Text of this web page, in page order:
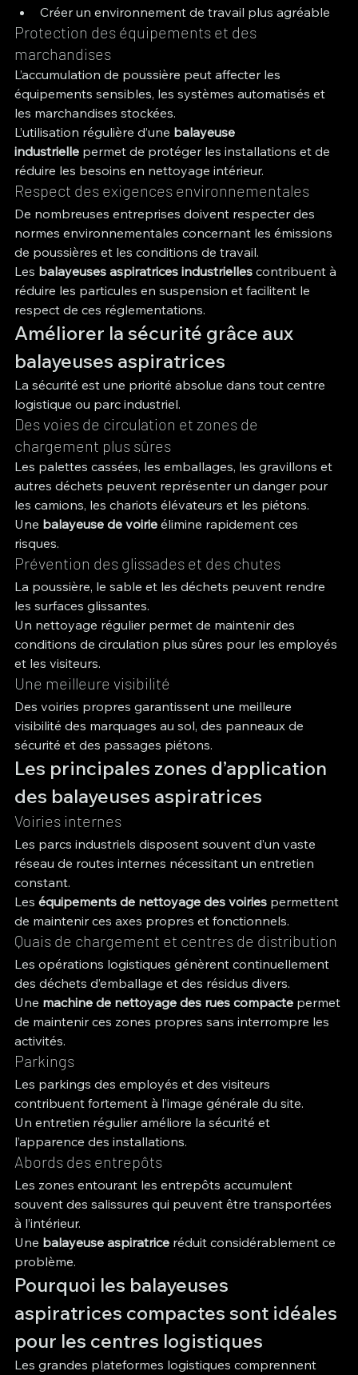
Créer un environnement de travail plus agréable
Protection des équipements et des
marchandises
L’accumulation de poussière peut affecter les
équipements sensibles, les systèmes automatisés et
les marchandises stockées.
L’utilisation régulière d’une balayeuse
industrielle permet de protéger les installations et de
réduire les besoins en nettoyage intérieur.
Respect des exigences environnementales
De nombreuses entreprises doivent respecter des
normes environnementales concernant les émissions
de poussières et les conditions de travail.
Les balayeuses aspiratrices industrielles contribuent à
réduire les particules en suspension et facilitent le
respect de ces réglementations.
Améliorer la sécurité grâce aux
balayeuses aspiratrices
La sécurité est une priorité absolue dans tout centre
logistique ou parc industriel.
Des voies de circulation et zones de
chargement plus sûres
Les palettes cassées, les emballages, les gravillons et
autres déchets peuvent représenter un danger pour
les camions, les chariots élévateurs et les piétons.
Une balayeuse de voirie élimine rapidement ces
risques.
Prévention des glissades et des chutes
La poussière, le sable et les déchets peuvent rendre
les surfaces glissantes.
Un nettoyage régulier permet de maintenir des
conditions de circulation plus sûres pour les employés
et les visiteurs.
Une meilleure visibilité
Des voiries propres garantissent une meilleure
visibilité des marquages au sol, des panneaux de
sécurité et des passages piétons.
Les principales zones d’application
des balayeuses aspiratrices
Voiries internes
Les parcs industriels disposent souvent d’un vaste
réseau de routes internes nécessitant un entretien
constant.
Les équipements de nettoyage des voiries permettent
de maintenir ces axes propres et fonctionnels.
Quais de chargement et centres de distribution
Les opérations logistiques génèrent continuellement
des déchets d’emballage et des résidus divers.
Une machine de nettoyage des rues compacte permet
de maintenir ces zones propres sans interrompre les
activités.
Parkings
Les parkings des employés et des visiteurs
contribuent fortement à l’image générale du site.
Un entretien régulier améliore la sécurité et
l’apparence des installations.
Abords des entrepôts
Les zones entourant les entrepôts accumulent
souvent des salissures qui peuvent être transportées
à l’intérieur.
Une balayeuse aspiratrice réduit considérablement ce
problème.
Pourquoi les balayeuses
aspiratrices compactes sont idéales
pour les centres logistiques
Les grandes plateformes logistiques comprennent